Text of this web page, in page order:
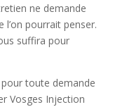
ne demande
l’on pourrait penser.
suffira pour
toute demande
Vosges Injection